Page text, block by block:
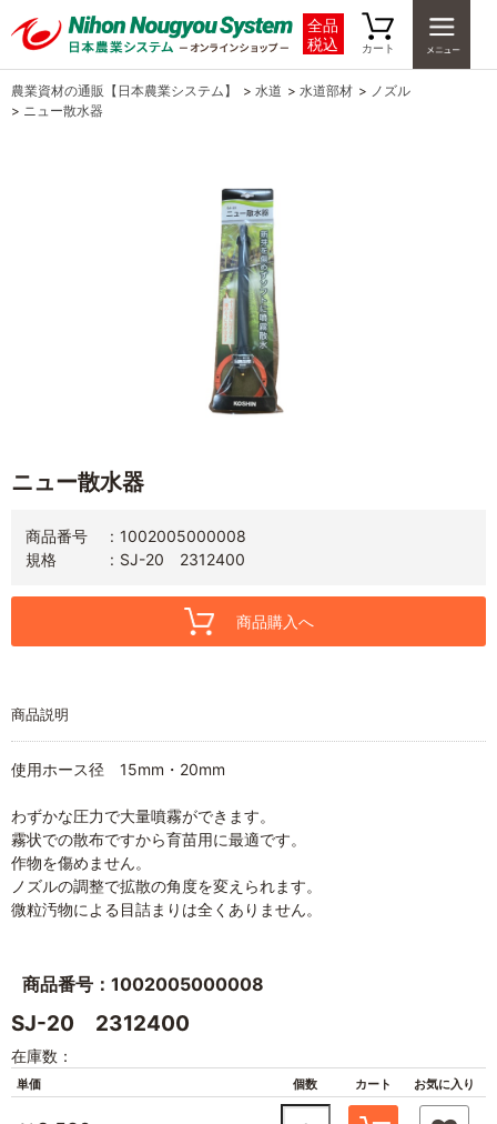
全品
税込
カート
農業資材の通販【日本農業システム】 > 水道 > 水道部材 > ノズル
> ニュー散水器
ニュー散水器
商品番号
1002005000008
規格
SJ-20 2312400
商品購入へ
商品説明
使用ホース径 15mm・20mm
わずかな圧力で大量噴霧ができます。
霧状での散布ですから育苗用に最適です。
作物を傷めません。
ノズルの調整で拡散の角度を変えられます。
微粒汚物による目詰まりは全くありません。
商品番号：1002005000008
SJ-20 2312400
在庫数：
単価 個数 カート お気に入り